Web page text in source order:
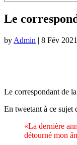
Le
by Admin | 8 Fév 2021
Le correspondant de
En tweetant à ce sujet
«La dernière
détourné mon